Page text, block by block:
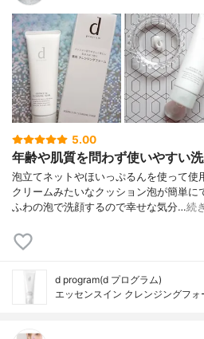
5.00
年齢や肌質を問わず使いやすい
泡立てネットやほいっぷるんを使って使
クリームみたいなクッション泡が簡単に
ふわの泡で洗顔するので幸せな気分…続
d program(d プログラム)
エッセンスイン クレンジングフォ